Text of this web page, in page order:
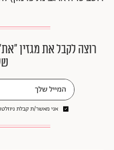
רוצה לקבל את מגזין
אני מאשר/ת קבלת